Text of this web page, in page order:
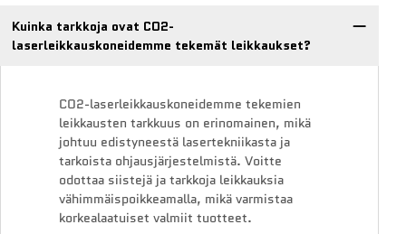
Kuinka tarkkoja ovat CO2-
laserleikkauskoneidemme tekemät leikkaukset?
CO2-laserleikkauskoneidemme tekemien
leikkausten tarkkuus on erinomainen, mikä
johtuu edistyneestä lasertekniikasta ja
tarkoista ohjausjärjestelmistä. Voitte
odottaa siistejä ja tarkkoja leikkauksia
vähimmäispoikkeamalla, mikä varmistaa
korkealaatuiset valmiit tuotteet.